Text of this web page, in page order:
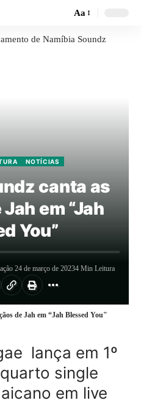
Aa
NOTÍCIAS
canta as
em “Jah
You”
24 de março de 20234 Min Leitura
de Jah em “Jah Blessed You"
lança em 1º
single
em live